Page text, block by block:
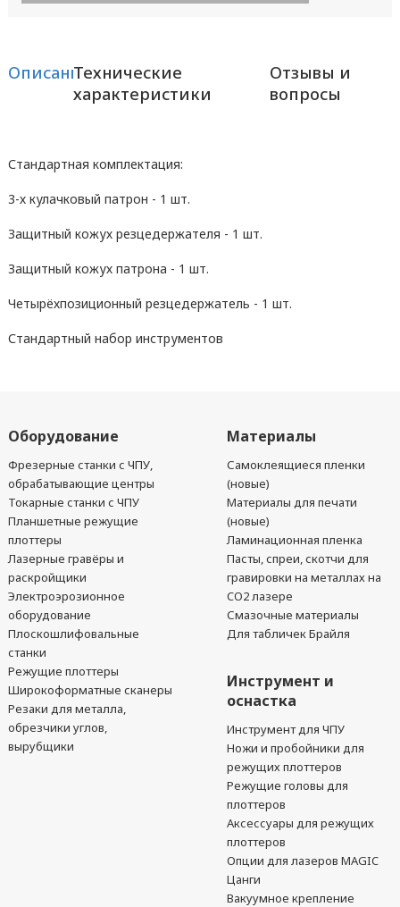
ОписаниеТехнические
характеристики
Отзывы и
вопросы
Стандартная комплектация:
3-х кулачковый патрон - 1 шт.
Защитный кожух резцедержателя - 1 шт.
Защитный кожух патрона - 1 шт.
Четырёхпозиционный резцедержатель - 1 шт.
Стандартный набор инструментов
Оборудование
Фрезерные станки с ЧПУ,
обрабатывающие центры
Токарные станки с ЧПУ
Планшетные режущие
плоттеры
Лазерные гравёры и
раскройщики
Электроэрозионное
оборудование
Плоскошлифовальные
станки
Режущие плоттеры
Широкоформатные сканеры
Резаки для металла,
обрезчики углов,
вырубщики
Материалы
Самоклеящиеся пленки
(новые)
Материалы для печати
(новые)
Ламинационная пленка
Пасты, спреи, скотчи для
гравировки на металлах на
CO2 лазере
Смазочные материалы
Для табличек Брайля
Инструмент и
оснастка
Инструмент для ЧПУ
Ножи и пробойники для
режущих плоттеров
Режущие головы для
плоттеров
Аксессуары для режущих
плоттеров
Опции для лазеров MAGIC
Цанги
Вакуумное крепление